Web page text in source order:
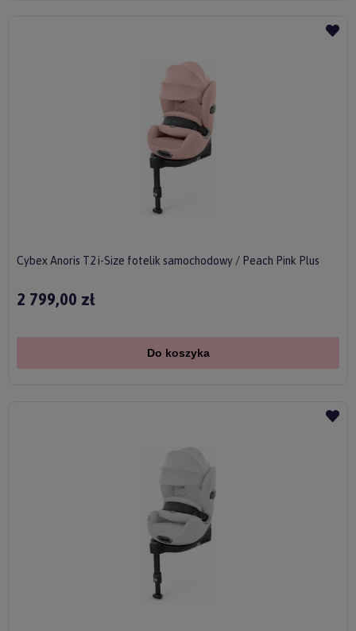
Cybex Anoris T2 i-Size fotelik samochodowy / Peach Pink Plus
2 799,00 zł
Do koszyka